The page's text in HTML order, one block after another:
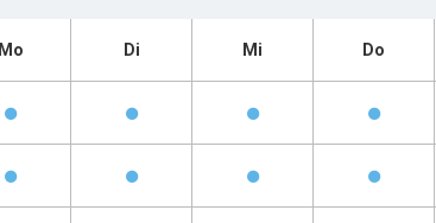
Mo Di Mi Do